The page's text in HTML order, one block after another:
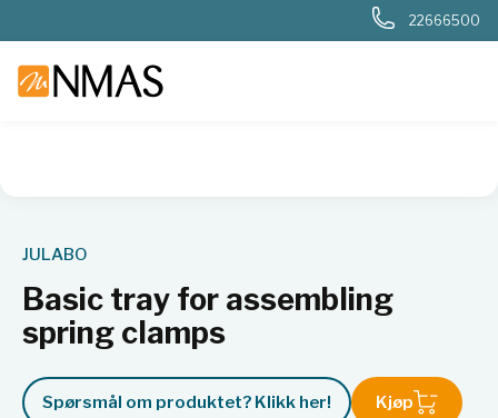
22666500
JULABO
Basic tray for assembling
spring clamps
Spørsmål om produktet? Klikk her! Kjøp